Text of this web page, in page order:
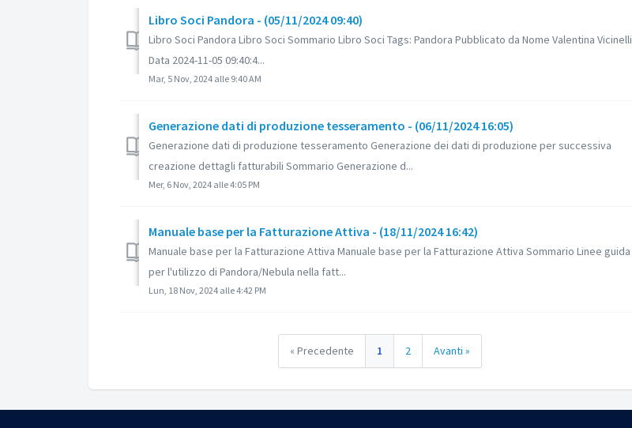
Libro Soci Pandora - (05/11/2024 09:40)
Libro Soci Pandora Libro Soci Sommario Libro Soci Tags: Pandora Pubblicato da Nome Valentina Vicinelli
Data 2024-11-05 09:40:4...
Mar, 5 Nov, 2024 alle 9:40 AM
Generazione dati di produzione tesseramento - (06/11/2024 16:05)
Generazione dati di produzione tesseramento Generazione dei dati di produzione per successiva
creazione dettagli fatturabili Sommario Generazione d...
Mer, 6 Nov, 2024 alle 4:05 PM
Manuale base per la Fatturazione Attiva - (18/11/2024 16:42)
Manuale base per la Fatturazione Attiva Manuale base per la Fatturazione Attiva Sommario Linee guida
per l'utilizzo di Pandora/Nebula nella fatt...
Lun, 18 Nov, 2024 alle 4:42 PM
« Precedente 1 2 Avanti »